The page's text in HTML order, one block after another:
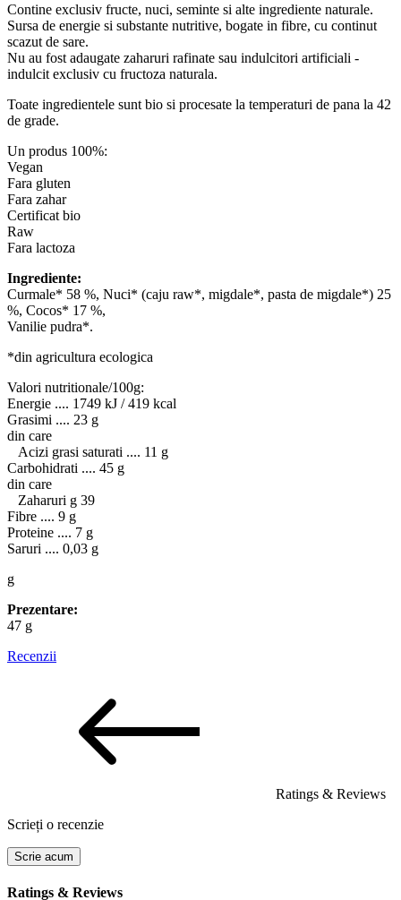
Contine exclusiv fructe, nuci, seminte si alte ingrediente naturale.
Sursa de energie si substante nutritive, bogate in fibre, cu continut
scazut de sare.
Nu au fost adaugate zaharuri rafinate sau indulcitori artificiali -
indulcit exclusiv cu fructoza naturala.
Toate ingredientele sunt bio si procesate la temperaturi de pana la 42
de grade.
Un produs 100%:
Vegan
Fara gluten
Fara zahar
Certificat bio
Raw
Fara lactoza
Ingrediente:
Curmale* 58 %, Nuci* (caju raw*, migdale*, pasta de migdale*) 25
%, Cocos* 17 %,
Vanilie pudra*.
*din agricultura ecologica
Valori nutritionale/100g:
Energie .... 1749 kJ / 419 kcal
Grasimi .... 23 g
din care
Acizi grasi saturati .... 11 g
Carbohidrati .... 45 g
din care
Zaharuri g 39
Fibre .... 9 g
Proteine .... 7 g
Saruri .... 0,03 g
g
Prezentare:
47 g
Recenzii
Ratings & Reviews
Scrieți o recenzie
Scrie acum
Ratings & Reviews